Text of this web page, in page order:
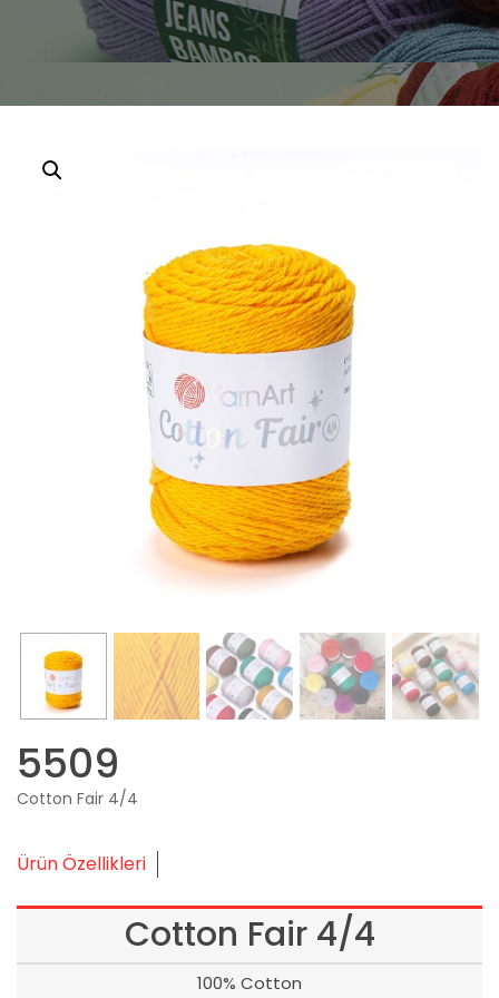
5509
Cotton Fair 4/4
Ürün Özellikleri
Cotton Fair 4/4
100% Cotton